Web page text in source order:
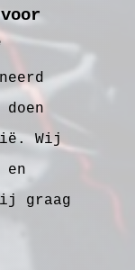
Wij
en
graag